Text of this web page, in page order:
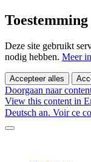
Toestemming
Deze site gebruikt
nodig hebben. Meer
Accepteer alles
Doorgaan naar
View this content in
Deutsch an. Voir ce